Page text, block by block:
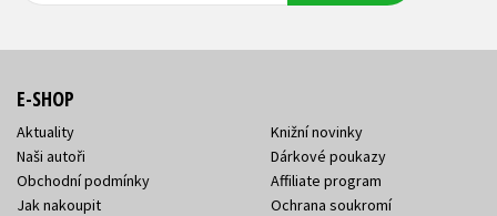
E-SHOP
Aktuality
Naši autoři
Obchodní podmínky
Jak nakoupit
Knižní novinky
Dárkové poukazy
Affiliate program
Ochrana soukromí